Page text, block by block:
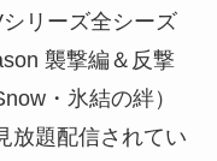
リーズ全シーズ
襲撃編＆反撃
・氷結の絆）
放題配信されてい